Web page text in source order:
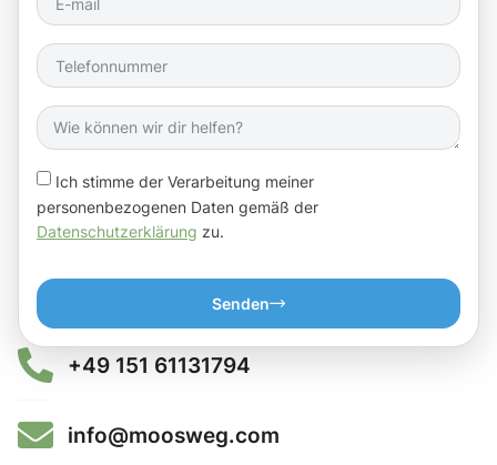
Ich stimme der Verarbeitung meiner
personenbezogenen Daten gemäß der
Datenschutzerklärung zu.
Senden
+49 151 61131794
info@moosweg.com